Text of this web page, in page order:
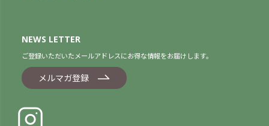
NEWS LETTER
ご登録いただいたメールアドレスにお得な情報をお届けします。
メルマガ登録